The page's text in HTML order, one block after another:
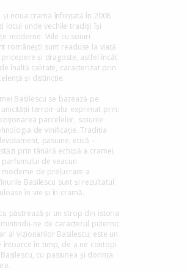
și noua cramă înființată în 2008
locul unde vechile tradiții își
moderne. Viile cu soiuri
românești sunt readuse la viață
și dragoste, astfel încât
înaltă calitate, caracterizat prin
și distincție.
Basilescu se bazează pe
terroir-ului exprimat prin:
parcelelor, soiurile
de vinificație. Tradiția
pasiune, etică –
prin tânără echipă a cramei,
de veacuri
moderne de prelucrare a
Basilescu sunt și rezultatul
în vie și în cramă.
păstrează și un strop din istoria
ne de caracterul puternic
al vizionarilor Basilescu; este un
întoarce în timp, de a ne contopi
cu pasiunea și dorința